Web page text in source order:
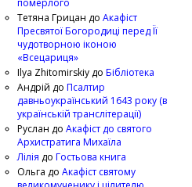
Тетяна Грицан до Акафіст
Пресвятої Богородиці перед Її
чудотворною іконою
«Всецариця»
Ilya Zhitomirskiy до Бібліотека
Андрій до Псалтир
давньоукраїнський 1643 року (в
українській транслітерації)
Руслан до Акафіст до святого
Архистратига Михаїла
Лілія до Гостьова книга
Ольга до Акафіст святому